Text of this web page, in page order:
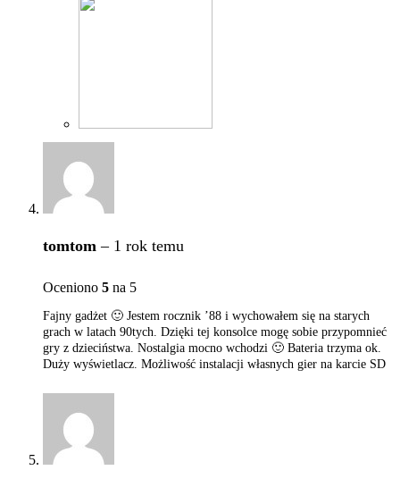
tomtom– 1 rok temu
Oceniono 5 na 5
Fajny gadżet 🙂 Jestem rocznik ’88 i wychowałem się na starych
grach w latach 90tych. Dzięki tej konsolce mogę sobie przypomnieć
gry z dzieciństwa. Nostalgia mocno wchodzi 🙂 Bateria trzyma ok.
Duży wyświetlacz. Możliwość instalacji własnych gier na karcie SD